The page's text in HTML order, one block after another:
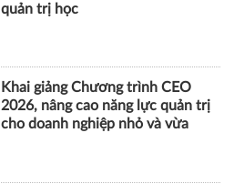
quản trị học
Khai giảng Chương trình CEO
2026, nâng cao năng lực quản trị
cho doanh nghiệp nhỏ và vừa